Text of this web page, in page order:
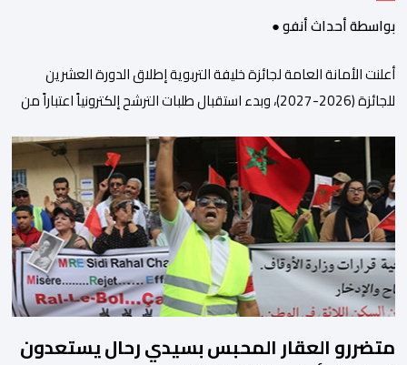
بواسطة أحداث أنفو ●
أعلنت الأمانة العامة لجائزة خليفة التربوية إطلاق الدورة العشرين
للجائزة (2026-2027)، وبدء استقبال طلبات الترشح إلكترونياً اعتباراً من
أهمية خاصة لتزامنها مع مرور عشرين عاماً على انطلاق الجائزة،
وتشهد للمرة الأولى استحداث فئة “الابتكار والذكاء الاصطناعي في
التعليم”، إلى جانب طرح 10 مجالات […]
متضررو العقار المحبس بسيدي رحال يستعدون